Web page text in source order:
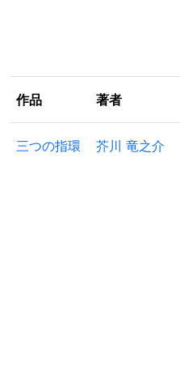
作品 著者
三つの指環 芥川 竜之介